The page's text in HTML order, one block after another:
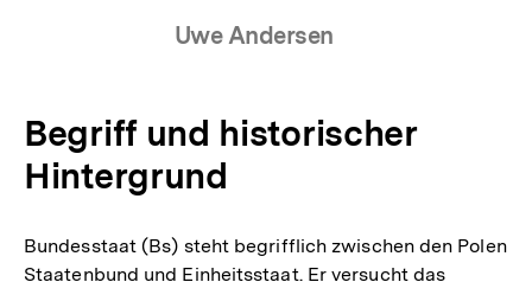
Uwe Andersen
Begriff und historischer
Hintergrund
Bundesstaat (Bs) steht begrifflich zwischen den Polen
Staatenbund und Einheitsstaat. Er versucht das